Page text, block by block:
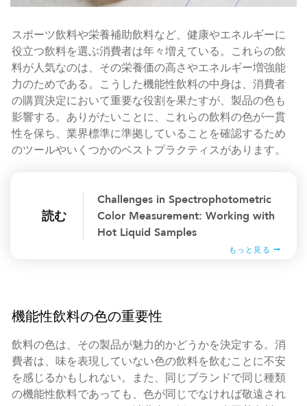
スポーツ飲料や栄養補助飲料など、健康やエネルギーに
役立つ飲料を選ぶ消費者は年々増えている。これらの飲
料が人気なのは、その栄養価の高さやエネルギー増強能
力のためである。こうした機能性飲料の中身は、消費者
の購買決定において重要な役割を果たすが、製品の色も
影響する。ありがたいことに、これらの飲料の色が一貫
性を保ち、業界標準に準拠していることを確認するため
のツールやいくつかのベストプラクティスがあります。
読む
Challenges in Spectrophotometric
Color Measurement: Working with
Hot Liquid Samples
もっと見る
機能性飲料の色の重要性
飲料の色は、その製品が魅力的かどうかを決定する。消
費者は、味を表現していない色の飲料を飲むことに不安
を感じるかもしれない。また、同じブランドで同じ種類
の機能性飲料であっても、色が同じでなければ敬遠され